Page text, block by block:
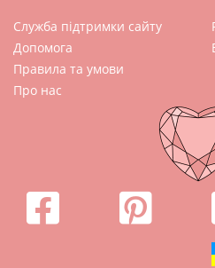
Служба підтримки сайту
Допомога
Правила та умови
Про нас